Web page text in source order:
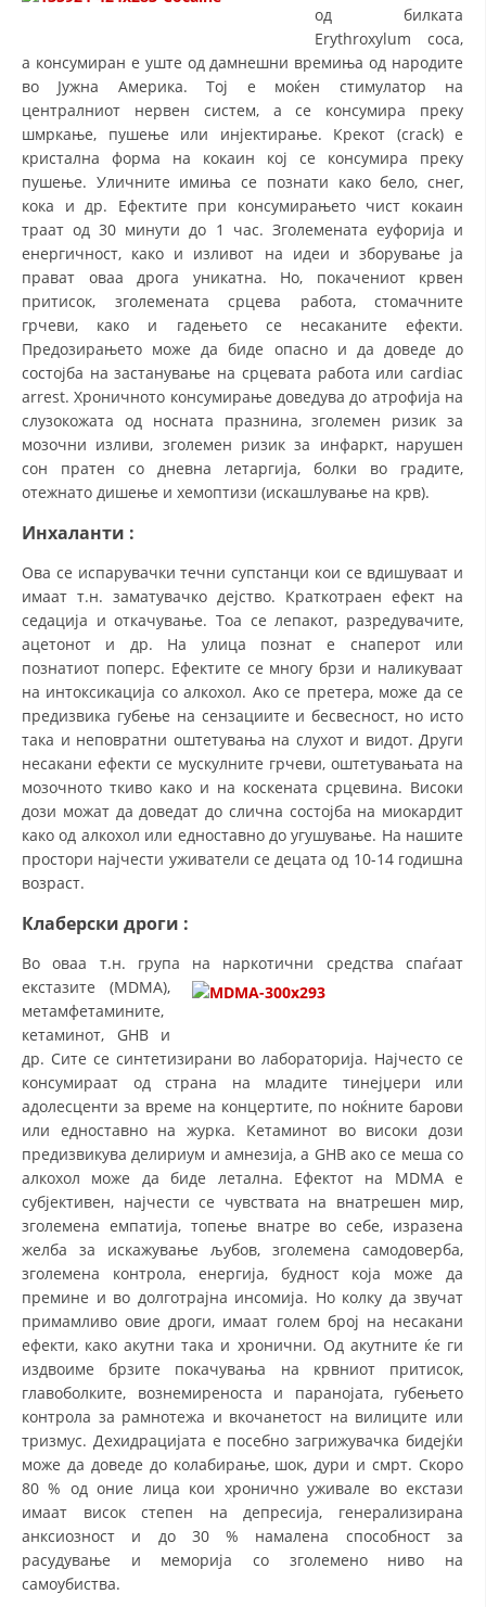
од билката
Erythroxylum coca,
а консумиран е уште од дамнешни времиња од народите
во Јужна Америка. Тој е моќен стимулатор на
централниот нервен систем, а се консумира преку
шмркање, пушење или инјектирање. Крекот (crack) е
кристална форма на кокаин кој се консумира преку
пушење. Уличните имиња се познати како бело, снег,
кока и др. Ефектите при консумирањето чист кокаин
траат од 30 минути до 1 час. Зголемената еуфорија и
енергичност, како и изливот на идеи и зборување ја
прават оваа дрога уникатна. Но, покачениот крвен
притисок, зголемената срцева работа, стомачните
грчеви, како и гадењето се несаканите ефекти.
Предозирањето може да биде опасно и да доведе до
состојба на застанување на срцевата работа или cardiac
arrest. Хроничното консумирање доведува до атрофија на
слузокожата од носната празнина, зголемен ризик за
мозочни изливи, зголемен ризик за инфаркт, нарушен
сон пратен со дневна летаргија, болки во градите,
отежнато дишење и хемоптизи (искашлување на крв).
Инхаланти :
Ова се испарувачки течни супстанци кои се вдишуваат и
имаат т.н. заматувачко дејство. Краткотраен ефект на
седација и откачување. Тоа се лепакот, разредувачите,
ацетонот и др. На улица познат е снаперот или
познатиот поперс. Ефектите се многу брзи и наликуваат
на интоксикација со алкохол. Ако се претера, може да се
предизвика губење на сензациите и бесвесност, но исто
така и неповратни оштетувања на слухот и видот. Други
несакани ефекти се мускулните грчеви, оштетувањата на
мозочното ткиво како и на коскената срцевина. Високи
дози можат да доведат до слична состојба на миокардит
како од алкохол или едноставно до угушување. На нашите
простори најчести уживатели се децата од 10-14 годишна
возраст.
Клаберски дроги :
Во оваа т.н. група на наркотични средства спаѓаат
екстазите (MDMA),
метамфетамините,
кетаминот, GHB и
др. Сите се синтетизирани во лабораторија. Најчесто се
консумираат од страна на младите тинејџери или
адолесценти за време на концертите, по ноќните барови
или едноставно на журка. Кетаминот во високи дози
предизвикува делириум и амнезија, а GHB ако се меша со
алкохол може да биде летална. Ефектот на MDMA е
субјективен, најчести се чувствата на внатрешен мир,
зголемена емпатија, топење внатре во себе, изразена
желба за искажување љубов, зголемена самодоверба,
зголемена контрола, енергија, будност која може да
премине и во долготрајна инсомија. Но колку да звучат
примамливо овие дроги, имаат голем број на несакани
ефекти, како акутни така и хронични. Од акутните ќе ги
издвоиме брзите покачувања на крвниот притисок,
главоболките, вознемиреноста и паранојата, губењето
контрола за рамнотежа и вкочанетост на вилиците или
тризмус. Дехидрацијата е посебно загрижувачка бидејќи
може да доведе до колабирање, шок, дури и смрт. Скоро
80 % од оние лица кои хронично уживале во екстази
имаат висок степен на депресија, генерализирана
анксиозност и до 30 % намалена способност за
расудување и меморија со зголемено ниво на
самоубиства.